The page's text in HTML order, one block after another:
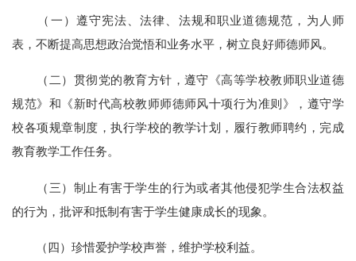
（一）遵守宪法、法律、法规和职业道德规范，为人师
表，不断提高思想政治觉悟和业务水平，树立良好师德师风。
（二）贯彻党的教育方针，遵守《高等学校教师职业道德
规范》和《新时代高校教师师德师风十项行为准则》，遵守学
校各项规章制度，执行学校的教学计划，履行教师聘约，完成
教育教学工作任务。
（三）制止有害于学生的行为或者其他侵犯学生合法权益
的行为，批评和抵制有害于学生健康成长的现象。
（四）珍惜爱护学校声誉，维护学校利益。